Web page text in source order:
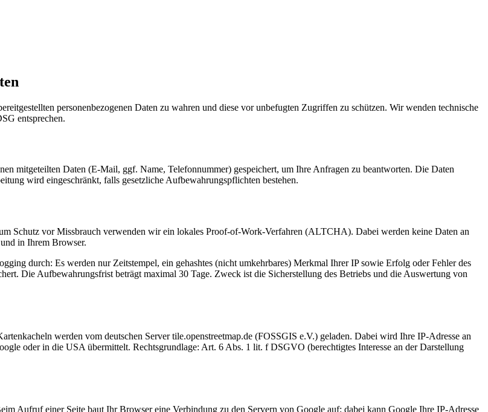
personenbezogenen Daten zu wahren und diese vor unbefugten Zugriffen zu schützen. Wir wenden technische
entsprechen.
mitgeteilten Daten (E-Mail, ggf. Name, Telefonnummer) gespeichert, um Ihre Anfragen zu beantworten. Die Daten
wird eingeschränkt, falls gesetzliche Aufbewahrungspflichten bestehen.
Schutz vor Missbrauch verwenden wir ein lokales Proof-of-Work-Verfahren (ALTCHA). Dabei werden keine Daten an
in Ihrem Browser.
durch: Es werden nur Zeitstempel, ein gehashtes (nicht umkehrbares) Merkmal Ihrer IP sowie Erfolg oder Fehler des
Die Aufbewahrungsfrist beträgt maximal 30 Tage. Zweck ist die Sicherstellung des Betriebs und die Auswertung von
werden vom deutschen Server tile.openstreetmap.de (FOSSGIS e.V.) geladen. Dabei wird Ihre IP-Adresse an
oder in die USA übermittelt. Rechtsgrundlage: Art. 6 Abs. 1 lit. f DSGVO (berechtigtes Interesse an der Darstellung
Aufruf einer Seite baut Ihr Browser eine Verbindung zu den Servern von Google auf; dabei kann Google Ihre IP-Adresse